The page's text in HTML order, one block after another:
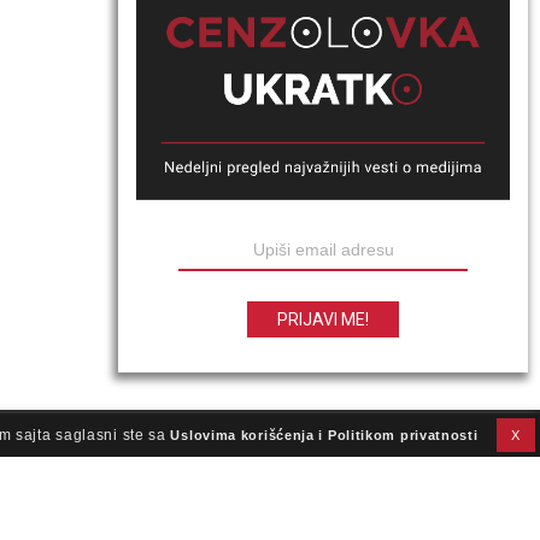
sajta saglasni ste saUslovima korišćenja i Politikom privatnosti X